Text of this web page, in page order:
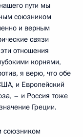
пути мы
союзником
и верным
связи
отношения
корнями,
я верю, что обе
и Европейский
– и Россия тоже
Греции.
союзником